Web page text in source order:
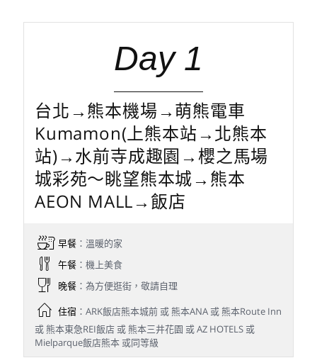
Day 1
台北→熊本機場→萌熊電車
Kumamon(上熊本站→北熊本
站)→水前寺成趣園→櫻之馬場
城彩苑～眺望熊本城→熊本
AEON MALL→飯店
早餐：溫暖的家
午餐：機上美食
晚餐：為方便逛街，敬請自理
住宿：ARK飯店熊本城前 或 熊本ANA 或 熊本Route Inn
或 熊本東急REI飯店 或 熊本三井花園 或 AZ HOTELS 或
Mielparque飯店熊本 或同等級